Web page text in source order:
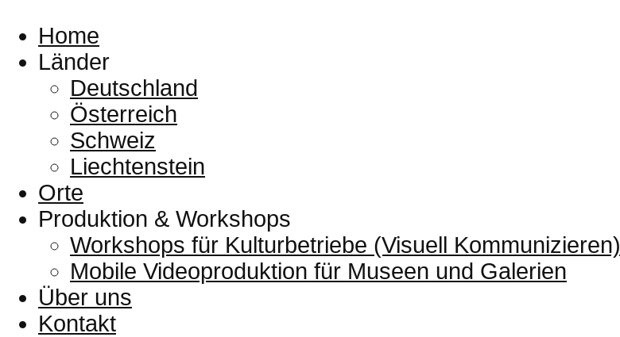
Home
Länder
Deutschland
Österreich
Schweiz
Liechtenstein
Orte
Produktion & Workshops
Workshops für Kulturbetriebe (Visuell Kommunizieren)
Mobile Videoproduktion für Museen und Galerien
Über uns
Kontakt